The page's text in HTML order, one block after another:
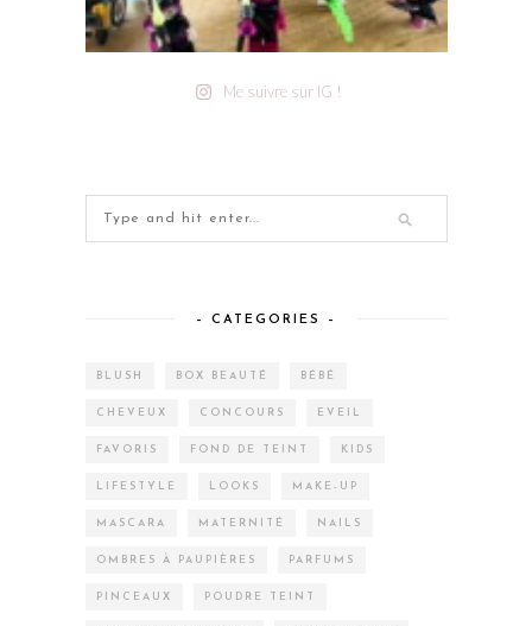
Me suivre sur IG !
– CATEGORIES –
BLUSH BOX BEAUTÉ BÉBÉ
CHEVEUX CONCOURS EVEIL
FAVORIS FOND DE TEINT KIDS
LIFESTYLE LOOKS MAKE-UP
MASCARA MATERNITÉ NAILS
OMBRES À PAUPIÈRES PARFUMS
PINCEAUX POUDRE TEINT